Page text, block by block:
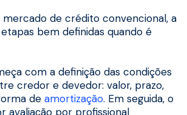
de crédito convencional, a
bem definidas quando é
com a definição das condições
credor e devedor: valor, prazo,
de amortização. Em seguida, o
avaliação por profissional